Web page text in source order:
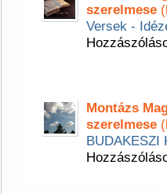
szerelmese
Versek -
Montázs
szerelmese
BUDAKESZI